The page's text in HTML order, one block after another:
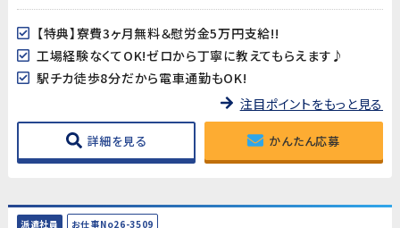
【特典】寮費3ヶ月無料＆慰労金5万円支給!!
工場経験なくてOK!ゼロから丁寧に教えてもらえます♪
駅チカ徒歩8分だから電車通勤もOK!
注目ポイントをもっと見る
詳細を見る かんたん応募
派遣社員 お仕事No26-3509